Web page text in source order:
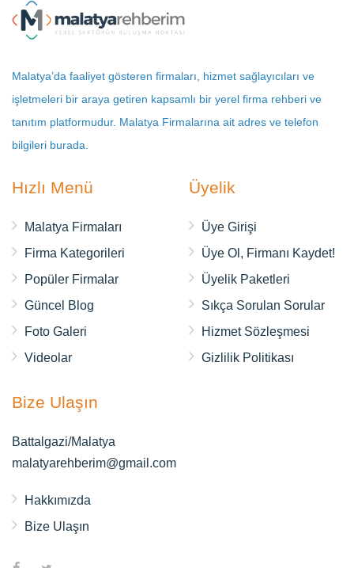
Malatya’da faaliyet gösteren firmaları, hizmet sağlayıcıları ve
işletmeleri bir araya getiren kapsamlı bir yerel firma rehberi ve
tanıtım platformudur. Malatya Firmalarına ait adres ve telefon
bilgileri burada.
Hızlı Menü
Malatya Firmaları
Firma Kategorileri
Popüler Firmalar
Güncel Blog
Foto Galeri
Videolar
Üyelik
Üye Girişi
Üye Ol, Firmanı Kaydet!
Üyelik Paketleri
Sıkça Sorulan Sorular
Hizmet Sözleşmesi
Gizlilik Politikası
Bize Ulaşın
Battalgazi/Malatya
malatyarehberim@gmail.com
Hakkımızda
Bize Ulaşın